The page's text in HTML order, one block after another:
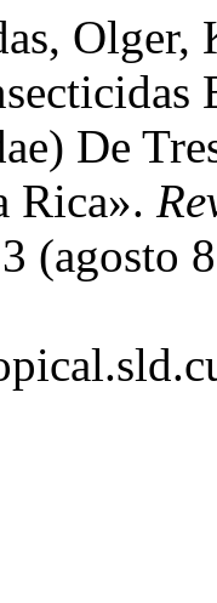
De
Rica».
(agosto